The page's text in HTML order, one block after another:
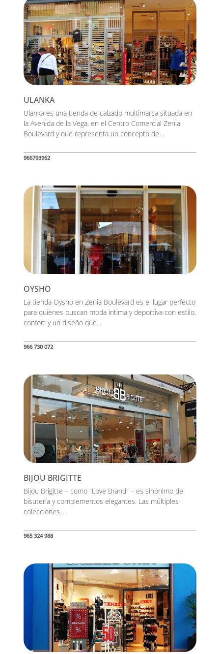
ULANKA
Ulanka es una tienda de calzado multimarca situada en
la Avenida de la Vega, en el Centro Comercial Zenia
Boulevard y que representa un concepto de...
966793962
OYSHO
La tienda Oysho en Zenia Boulevard es el lugar perfecto
para quienes buscan moda íntima y deportiva con estilo,
confort y un diseño que...
966 730 072
BIJOU BRIGITTE
Bijou Brigitte – como "Love Brand" – es sinónimo de
bisutería y complementos elegantes. Las múltiples
colecciones...
965 324 988